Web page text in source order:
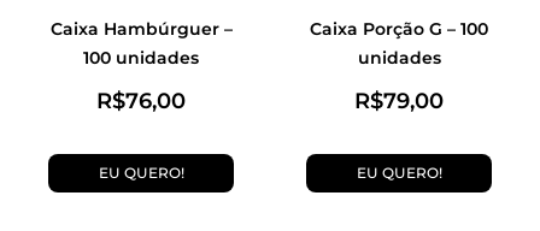
Caixa Hambúrguer –
100 unidades
R$76,00
EU QUERO!
Caixa Porção G – 100
unidades
R$79,00
EU QUERO!